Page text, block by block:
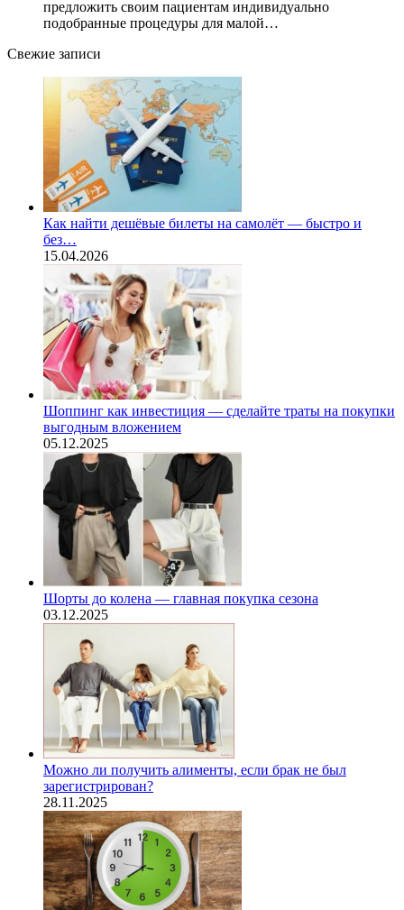
предложить своим пациентам индивидуально
подобранные процедуры для малой…
Свежие записи
Как найти дешёвые билеты на самолёт — быстро и
без…
15.04.2026
Шоппинг как инвестиция — сделайте траты на покупки
выгодным вложением
05.12.2025
Шорты до колена — главная покупка сезона
03.12.2025
Можно ли получить алименты, если брак не был
зарегистрирован?
28.11.2025